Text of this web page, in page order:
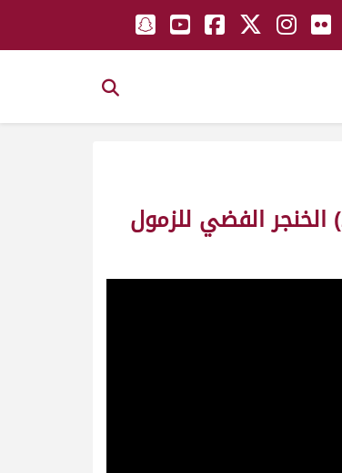
ش3 عماش لـ راشد محمد سعيد بن مروشد (مهرجان سمو الأمير المفدى 29/4/2009) الخنجر الفضي للزمول